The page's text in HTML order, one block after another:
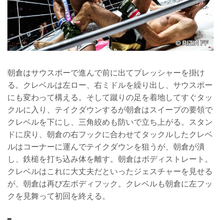
朝倉はサウスポーで進んで前に出てプレッシャーを掛け
る。クレベルは左ロー、右ミドルを繰り出し、サウスポー
にも変わって構える。そして蹴りの足を着地してすぐタッ
クルに入り、テイクダウンするが朝倉はスイープの要領で
クレベルを下にし、三角絞めも防いで立ち上がる。スタン
ドに戻り、朝倉の右フックに合わせてタックルしたクレベ
ルはコーナーに運んでテイクダウンを狙うが、朝倉が潰
し、鉄槌を打ち込み体を離す。朝倉はボディストレート。
クレベルはこれに大丈夫だといったジェスチャーを見せる
が、朝倉は再び左ボディフック。クレベルも朝倉に左フッ
クを見舞って初回を終える。